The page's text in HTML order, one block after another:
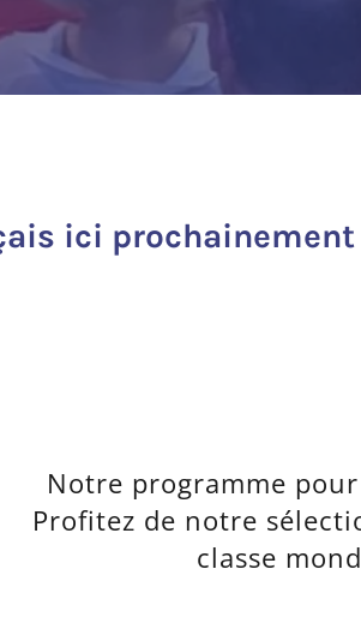
ici prochainement
Notre programme
Profitez de notre
classe